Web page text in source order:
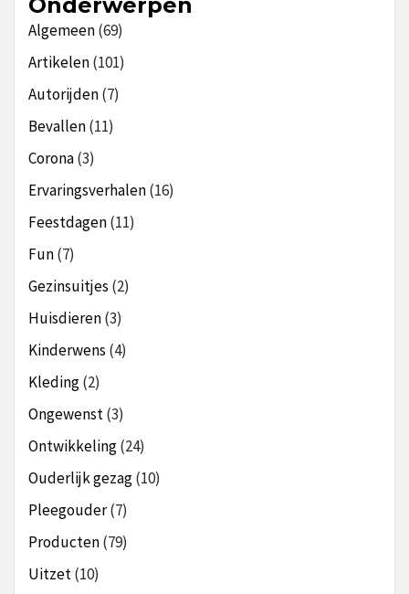
Algemeen(69)
Artikelen(101)
Autorijden(7)
Bevallen(11)
Corona(3)
Ervaringsverhalen(16)
Feestdagen(11)
Fun(7)
Gezinsuitjes (2)
Huisdieren(3)
Kinderwens (4)
Kleding(2)
Ongewenst(3)
Ontwikkeling(24)
Ouderlijk gezag(10)
Pleegouder(7)
Producten(79)
Uitzet(10)